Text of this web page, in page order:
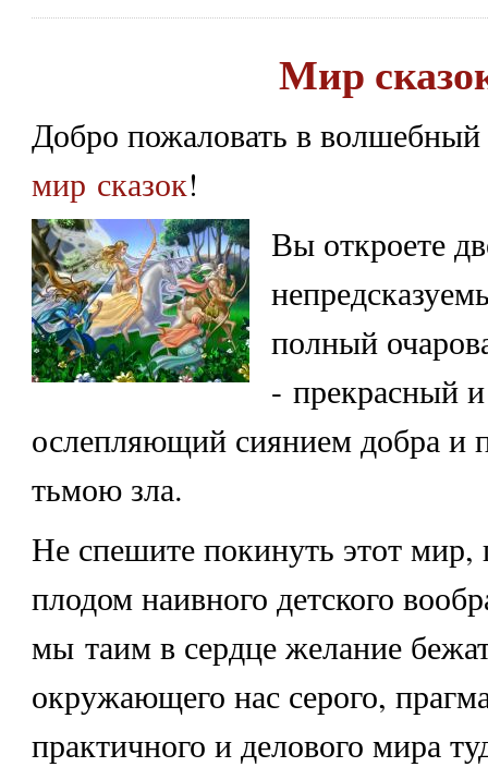
Мир
Добро пожаловать в
мир сказок!
Вы откроете
полный
- прекрасный
ослепляющий сиянием добра и
тьмою зла.
Не спешите покинуть этот мир,
плодом наивного детского
мы таим в сердце желание
окружающего нас серого,
практичного и делового мира